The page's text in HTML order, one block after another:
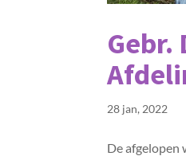
Gebr.
28 jan, 2022
De afgelopen